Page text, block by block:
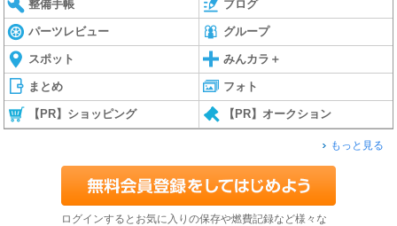
整備手帳 ブログ
パーツレビュー グループ
スポット みんカラ＋
まとめ フォト
【PR】ショッピング 【PR】オークション
もっと見る
ログインするとお気に入りの保存や燃費記録など様々な